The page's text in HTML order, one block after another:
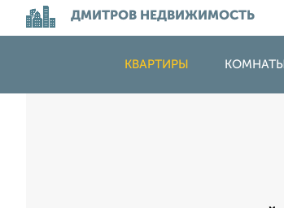
ДМИТРОВ НЕДВИЖИМОСТЬ
КВАРТИРЫ КОМНАТЫ